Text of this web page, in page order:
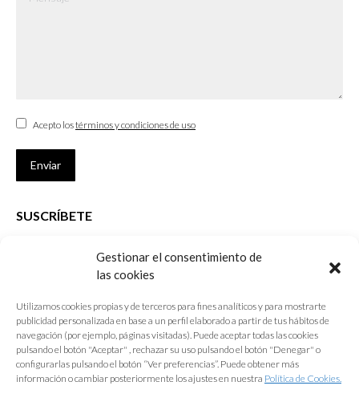
Gestionar el consentimiento de
las cookies
Utilizamos cookies propias y de terceros para fines analíticos y para mostrarte
publicidad personalizada en base a un perfil elaborado a partir de tus hábitos de
navegación (por ejemplo, páginas visitadas). Puede aceptar todas las cookies
pulsando el botón "Aceptar" , rechazar su uso pulsando el botón "Denegar" o
configurarlas pulsando el botón “Ver preferencias”. Puede obtener más
información o cambiar posteriormente los ajustes en nuestra Política de Cookies.
Acepto lostérminos y condiciones de uso
Enviar
SUSCRÍBETE
que desarrolla el Colegio de Arquitectos de Cádiz
E-mail *
Acepto lostérminos y condiciones de uso